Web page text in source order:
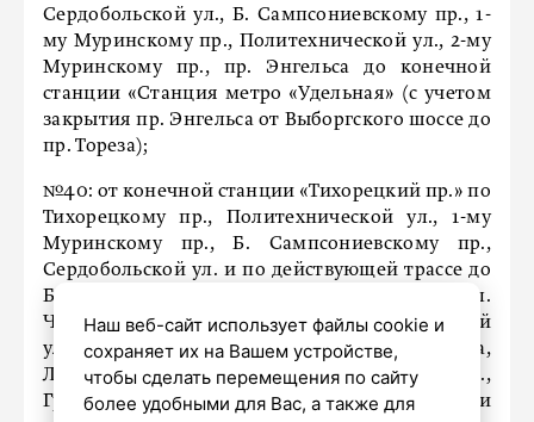
Сердобольской ул., Б. Сампсониевскому пр., 1-
му Муринскому пр., Политехнической ул., 2-му
Муринскому пр., пр. Энгельса до конечной
станции «Станция метро «Удельная» (с учетом
закрытия пр. Энгельса от Выборгского шоссе до
пр. Тореза);
№40: от конечной станции «Тихорецкий пр.» по
Тихорецкому пр., Политехнической ул., 1-му
Муринскому пр., Б. Сампсониевскому пр.,
Сердобольской ул. и по действующей трассе до
Б. Монетной ул., далее по Б. Монетной ул., ул.
Чапаева, Гренадерскому мосту, Гренадерской
ул., Б. Сампсониевскому пр., ул. Смолячкова,
Лесному пр. (обратно: по Лесному пр.,
Гренадерской ул.) до конечной станции
Наш веб-сайт использует файлы cookie и
сохраняет их на Вашем устройстве,
чтобы сделать перемещения по сайту
более удобными для Вас, а также для